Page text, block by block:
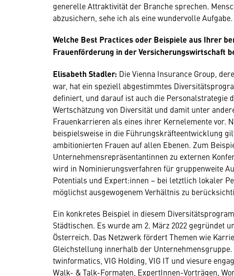
generelle Attraktivität der Branche sprechen.
abzusichern, sehe ich als eine wundervolle Aufgabe.
Welche Best Practices oder Beispiele aus Ihrer
Frauenförderung in der Versicherungswirtschaft
Elisabeth Stadler: Die Vienna Insurance Group,
war, hat ein speziell abgestimmtes
definiert, und darauf ist auch die Personalstrategie
Wertschätzung von Diversität und damit unter
Frauenkarrieren als eines ihrer Kernelemente vor.
beispielsweise in die Führungskräfteentwicklung
ambitionierten Frauen auf allen Ebenen. Zum
Unternehmensrepräsentantinnen zu externen
wird in Nominierungsverfahren für gruppenweite
Potentials und Expert:innen – bei letztlich lokaler
möglichst ausgewogenem Verhältnis zu
Ein konkretes Beispiel in diesem
Städtischen. Es wurde am 2. März 2022 gegründet
Österreich. Das Netzwerk fördert Themen wie
Gleichstellung innerhalb der
twinformatics, VIG Holding, VIG IT und viesure
Walk- & Talk-Formaten, ExpertInnen-Vorträgen,